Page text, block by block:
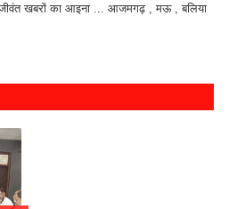
खबरों का आइना ... आजमगढ़ , मऊ , बलिया